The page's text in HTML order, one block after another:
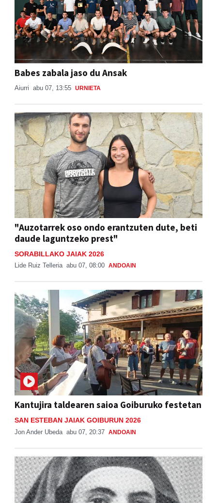
Babes zabala jaso du Ansak
Aiurri abu 07, 13:55 URNIETA
"Auzotarrek oso ondo erantzuten dute, beti
daude laguntzeko prest"
SORABILLAKO JAIAK 2026
Lide Ruiz Telleria abu 07, 08:00 ANDOAIN
Kantujira taldearen saioa Goiburuko festetan
SAN ESTEBAN JAIAK GOIBURUN 2026
Jon Ander Ubeda abu 07, 20:37 ANDOAIN